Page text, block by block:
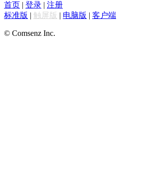
首页 | 登录 | 注册
标准版 | 触屏版 | 电脑版 | 客户端
© Comsenz Inc.